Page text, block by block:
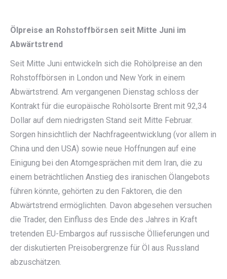
Ölpreise an Rohstoffbörsen seit Mitte Juni im
Abwärtstrend
Seit Mitte Juni entwickeln sich die Rohölpreise an den
Rohstoffbörsen in London und New York in einem
Abwärtstrend. Am vergangenen Dienstag schloss der
Kontrakt für die europäische Rohölsorte Brent mit 92,34
Dollar auf dem niedrigsten Stand seit Mitte Februar.
Sorgen hinsichtlich der Nachfrageentwicklung (vor allem in
China und den USA) sowie neue Hoffnungen auf eine
Einigung bei den Atomgesprächen mit dem Iran, die zu
einem beträchtlichen Anstieg des iranischen Ölangebots
führen könnte, gehörten zu den Faktoren, die den
Abwärtstrend ermöglichten. Davon abgesehen versuchen
die Trader, den Einfluss des Ende des Jahres in Kraft
tretenden EU-Embargos auf russische Öllieferungen und
der diskutierten Preisobergrenze für Öl aus Russland
abzuschätzen.